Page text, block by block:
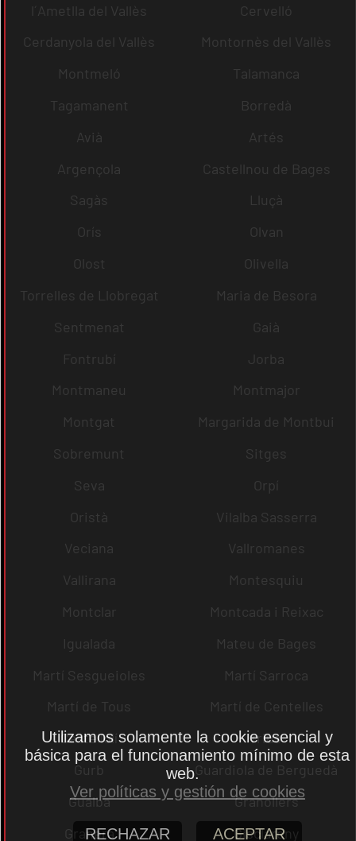
l´Ametlla del Vallès
Cervelló
Cerdanyola del Vallès
Montornès del Vallès
Montmeló
Talamanca
Tagamanent
Borredà
Avià
Artés
Argençola
Castellnou de Bages
Sagàs
Lluçà
Orís
Olvan
Olost
Olivella
Torrelles de Llobregat
Maria de Besora
Sentmenat
Gaià
Fontrubí
Jorba
Montmaneu
Montmajor
Montgat
Margarida de Montbui
Sobremunt
Sitges
Seva
Orpí
Oristà
Vilalba Sasserra
Veciana
Vallromanes
Vallirana
Montesquiu
Montclar
Montcada i Reixac
Igualada
Mateu de Bages
Martí Sesgueioles
Martí Sarroca
Martí de Tous
Martí de Centelles
Castellolí
rrius
Gurb
Guardiola de Berguedà
Gualba
Granollers
Granera
Gisclareny
Utilizamos solamente la cookie esencial y
básica para el funcionamiento mínimo de esta
web.
Ver políticas y gestión de cookies
RECHAZAR ACEPTAR